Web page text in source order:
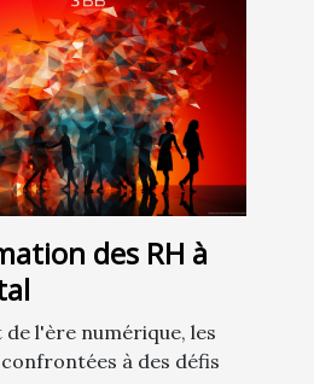
des RH à
l'ère numérique, les
à des défis